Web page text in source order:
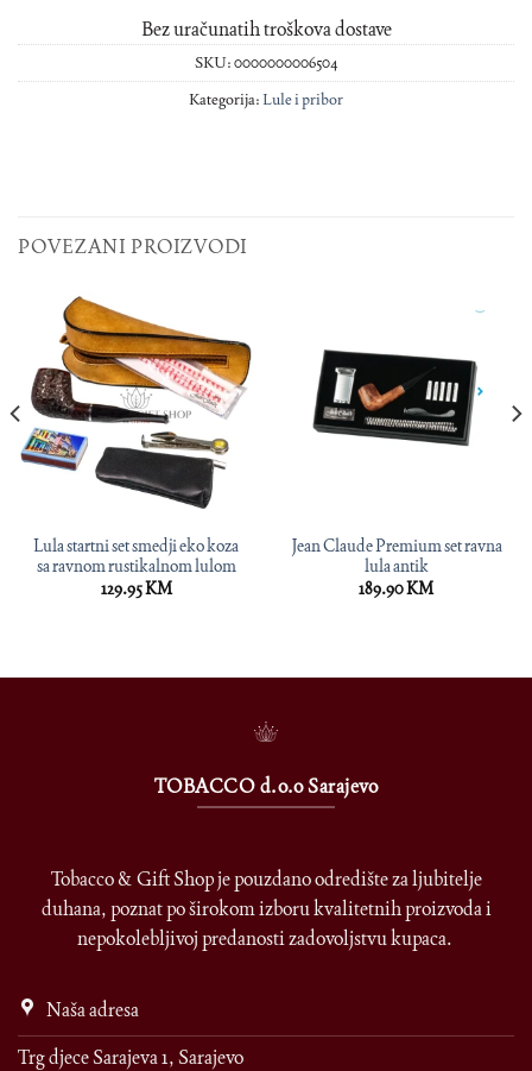
Bez uračunatih troškova dostave
SKU:0000000006504
Kategorija:Lule i pribor
POVEZANI PROIZVODI
Lula startni set smedji eko koza
sa ravnom rustikalnom lulom
129.95KM
Jean Claude Premium set ravna
lula antik
189.90KM
TOBACCO d.o.o Sarajevo
Tobacco & Gift Shop je pouzdano odredište za ljubitelje
duhana, poznat po širokom izboru kvalitetnih proizvoda i
nepokolebljivoj predanosti zadovoljstvu kupaca.
Naša adresa
Trg djece Sarajeva 1, Sarajevo